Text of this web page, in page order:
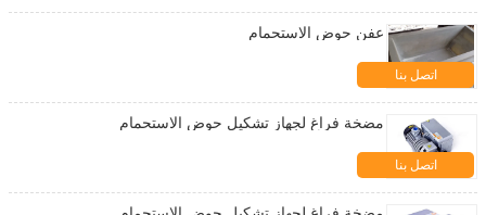
عفن حوض الاستحمام
اتصل بنا
مضخة فراغ لجهاز تشكيل حوض الاستحمام
اتصل بنا